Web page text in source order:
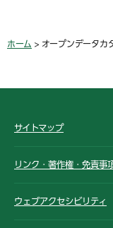
ホーム > オープンデータ
サイトマップ
リンク・著作権・免責事
ウェブアクセシビリティ